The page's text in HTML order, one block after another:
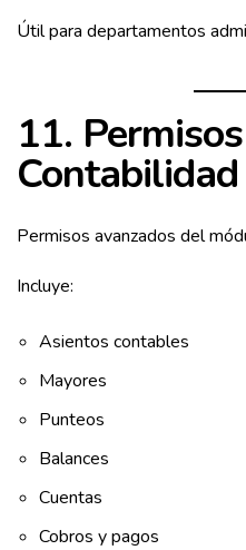
Útil para departamentos
11.
Contabilidad
Permisos avanzados del
Incluye:
Asientos contables
Mayores
Punteos
Balances
Cuentas
Cobros y pagos